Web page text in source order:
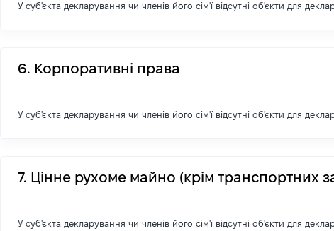
У суб'єкта декларування чи членів його сім'ї відсутні об'єкти для
6. Корпоративні права
У суб'єкта декларування чи членів його сім'ї відсутні об'єкти для
7. Цінне рухоме майно (крім транспортних
У суб'єкта декларування чи членів його сім'ї відсутні об'єкти для